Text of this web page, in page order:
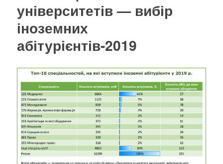
році
університетів — вибір
іноземних
абітурієнтів-2019